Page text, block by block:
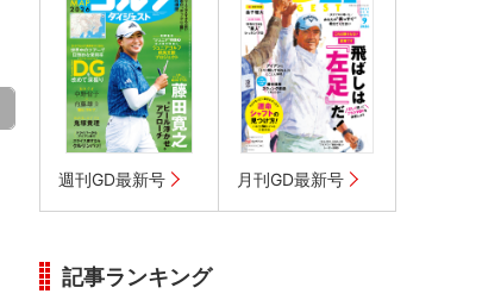
週刊GD最新号 月刊GD最新号
記事ランキング